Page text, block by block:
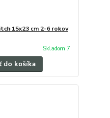
15x23 cm 2-6 rokov
Skladom 7
do košíka